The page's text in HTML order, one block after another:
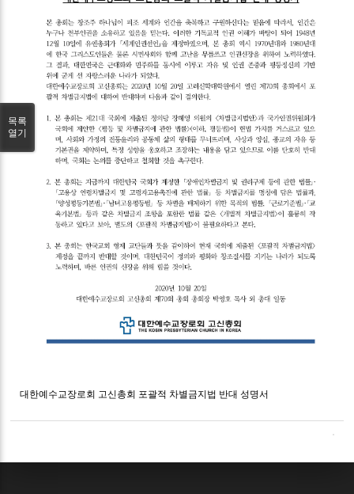
대한예수교장로회 고신총회 포괄적 차별금지법 반대 성명서
목록
열기